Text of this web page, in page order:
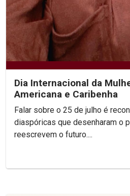
Dia Internacional da
Americana e Caribenha
Falar sobre o 25 de julho é
diaspóricas que desenharam o
reescrevem o futuro....